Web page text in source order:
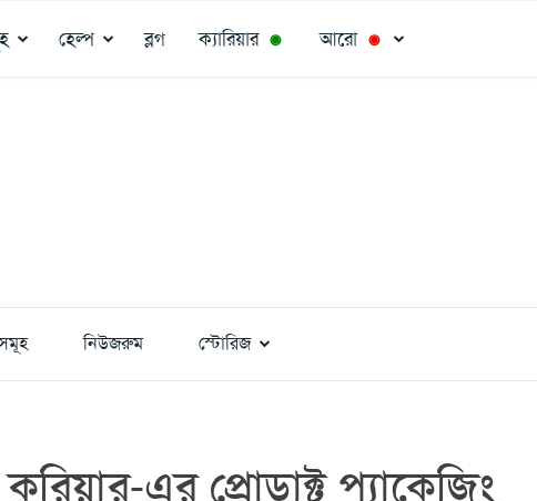
হেল্প ব্লগ ক্যারিয়ার ◉ আরো ◉
নিউজরুম স্টোরিজ
এর প্রোডাক্ট প্যাকেজিং